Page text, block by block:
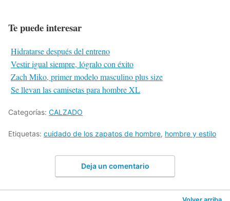
Te puede interesar
Hidratarse después del entreno
Vestir igual siempre, lógralo con éxito
Zach Miko, primer modelo masculino plus size
Se llevan las camisetas para hombre XL
Categorías: CALZADO
Etiquetas: cuidado de los zapatos de hombre, hombre y estilo
Deja un comentario